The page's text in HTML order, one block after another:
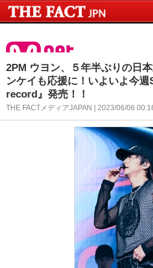
2PM ウヨン、５年半ぶりの日
ンケイも応援に！いよいよ今
record』発売！！
THE FACTメディアJAPAN | 2023/06/06